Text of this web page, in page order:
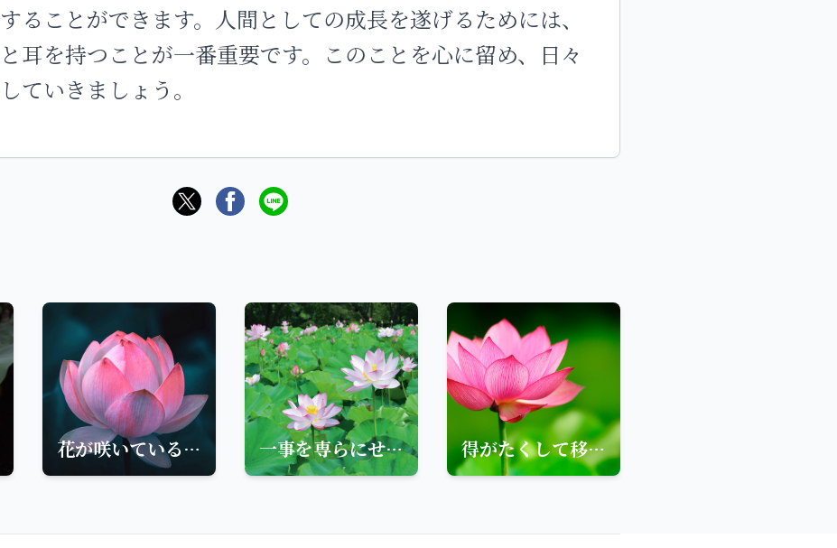
ることができます。人間としての成長を遂げるためには、
耳を持つことが一番重要です。このことを心に留め、日々
ていきましょう。
花が咲いている精一杯咲いているわたしたちも精一杯生きよう 一事を専らにせんすら、本性昧劣の根器、今生に窮め難し。努々学人事を専らにすべし 得がたくして移りやすきは、それ人身なり。発しがたくして忘れやすきは、これ善心なり